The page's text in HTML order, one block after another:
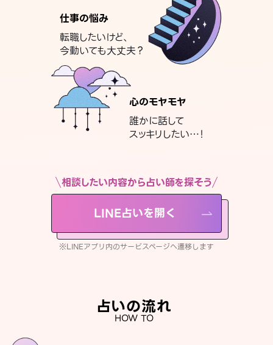
仕事の悩み
転職したいけど、
今動いても大丈夫？
心のモヤモヤ
誰かに話して
スッキリしたい…！
相談したい内容から占い師を探そう
LINE占いを開く
※LINEアプリ内のサービスページへ遷移します
占いの流れ
HOW TO